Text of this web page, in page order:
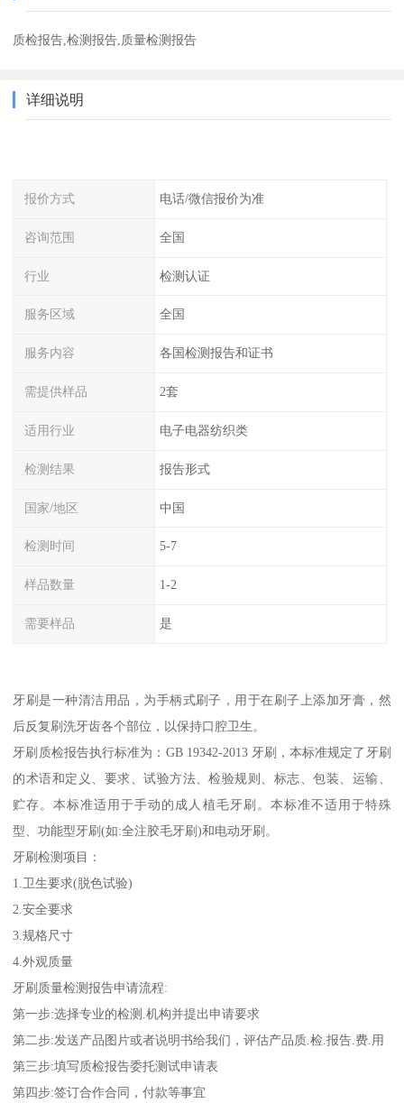
质检报告,检测报告,质量检测报告
详细说明
报价方式 电话/微信报价为准
咨询范围 全国
行业 检测认证
服务区域 全国
服务内容 各国检测报告和证书
需提供样品 2套
适用行业 电子电器纺织类
检测结果 报告形式
国家/地区 中国
检测时间 5-7
样品数量 1-2
需要样品 是
牙刷是一种清洁用品，为手柄式刷子，用于在刷子上添加牙膏，然
后反复刷洗牙齿各个部位，以保持口腔卫生。
牙刷质检报告执行标准为：GB 19342-2013 牙刷，本标准规定了牙刷
的术语和定义、要求、试验方法、检验规则、标志、包装、运输、
贮存。本标准适用于手动的成人植毛牙刷。本标准不适用于特殊
型、功能型牙刷(如:全注胶毛牙刷)和电动牙刷。
牙刷检测项目：
1.卫生要求(脱色试验)
2.安全要求
3.规格尺寸
4.外观质量
牙刷质量检测报告申请流程:
第一步:选择专业的检测.机构并提出申请要求
第二步:发送产品图片或者说明书给我们，评估产品质.检.报告.费.用
第三步:填写质检报告委托测试申请表
第四步:签订合作合同，付款等事宜